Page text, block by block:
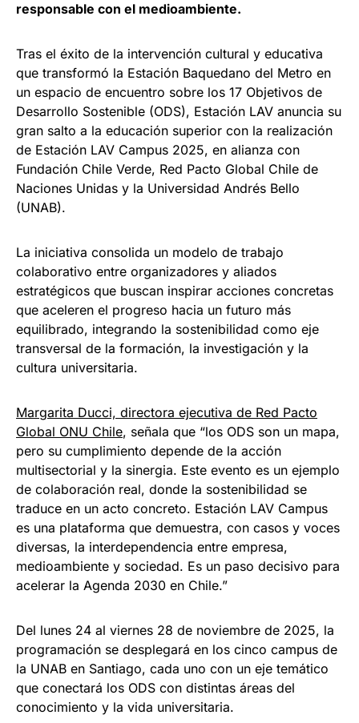
responsable con el medioambiente.
Tras el éxito de la intervención cultural y educativa
que transformó la Estación Baquedano del Metro en
un espacio de encuentro sobre los 17 Objetivos de
Desarrollo Sostenible (ODS), Estación LAV anuncia su
gran salto a la educación superior con la realización
de Estación LAV Campus 2025, en alianza con
Fundación Chile Verde, Red Pacto Global Chile de
Naciones Unidas y la Universidad Andrés Bello
(UNAB).
La iniciativa consolida un modelo de trabajo
colaborativo entre organizadores y aliados
estratégicos que buscan inspirar acciones concretas
que aceleren el progreso hacia un futuro más
equilibrado, integrando la sostenibilidad como eje
transversal de la formación, la investigación y la
cultura universitaria.
Margarita Ducci, directora ejecutiva de Red Pacto
Global ONU Chile, señala que “los ODS son un mapa,
pero su cumplimiento depende de la acción
multisectorial y la sinergia. Este evento es un ejemplo
de colaboración real, donde la sostenibilidad se
traduce en un acto concreto. Estación LAV Campus
es una plataforma que demuestra, con casos y voces
diversas, la interdependencia entre empresa,
medioambiente y sociedad. Es un paso decisivo para
acelerar la Agenda 2030 en Chile.”
Del lunes 24 al viernes 28 de noviembre de 2025, la
programación se desplegará en los cinco campus de
la UNAB en Santiago, cada uno con un eje temático
que conectará los ODS con distintas áreas del
conocimiento y la vida universitaria.